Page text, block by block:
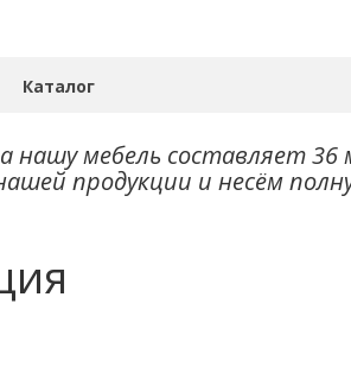
Каталог
нашу мебель составляет
продукции и несём